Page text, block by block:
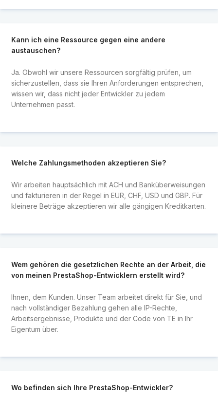
Kann ich eine Ressource gegen eine andere
austauschen?
Ja. Obwohl wir unsere Ressourcen sorgfältig prüfen, um
sicherzustellen, dass sie Ihren Anforderungen entsprechen,
wissen wir, dass nicht jeder Entwickler zu jedem
Unternehmen passt.
Welche Zahlungsmethoden akzeptieren Sie?
Wir arbeiten hauptsächlich mit ACH und Banküberweisungen
und fakturieren in der Regel in EUR, CHF, USD und GBP. Für
kleinere Beträge akzeptieren wir alle gängigen Kreditkarten.
Wem gehören die gesetzlichen Rechte an der Arbeit, die
von meinen PrestaShop-Entwicklern erstellt wird?
Ihnen, dem Kunden. Unser Team arbeitet direkt für Sie, und
nach vollständiger Bezahlung gehen alle IP-Rechte,
Arbeitsergebnisse, Produkte und der Code von TE in Ihr
Eigentum über.
Wo befinden sich Ihre PrestaShop-Entwickler?